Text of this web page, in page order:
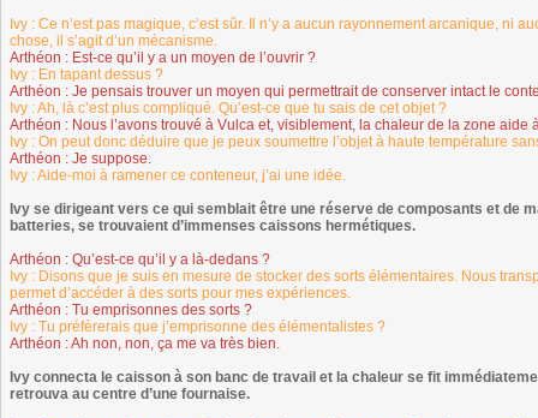
Ivy : Ce n’est pas magique, c’est sûr. Il n’y a aucun rayonnement arcanique,
chose, il s’agit d’un mécanisme.
Arthéon : Est-ce qu’il y a un moyen de l’ouvrir ?
Ivy : En tapant dessus ?
Arthéon : Je pensais trouver un moyen qui permettrait de conserver intact le
Ivy : Ah, là c’est plus compliqué. Qu’est-ce que tu sais de cet objet ?
Arthéon : Nous l’avons trouvé à Vulca et, visiblement, la chaleur de la zone aide
Ivy : On peut donc déduire que je peux soumettre l’objet à haute température
Arthéon : Je suppose.
Ivy : Aide-moi à ramener ce conteneur, j’ai une idée.
Ivy se dirigeant vers ce qui semblait être une réserve de composants et de
batteries, se trouvaient d’immenses caissons hermétiques.
Arthéon : Qu’est-ce qu’il y a là-dedans ?
Ivy : Disons que je suis en mesure de stocker des sorts élémentaires. Nous
permet d’accéder à des sorts pour mes expériences.
Arthéon : Tu emprisonnes des sorts ?
Ivy : Tu préfèrerais que j’emprisonne des élémentalistes ?
Arthéon : Ah non, non, ça me va très bien.
Ivy connecta le caisson à son banc de travail et la chaleur se fit
retrouva au centre d’une fournaise.